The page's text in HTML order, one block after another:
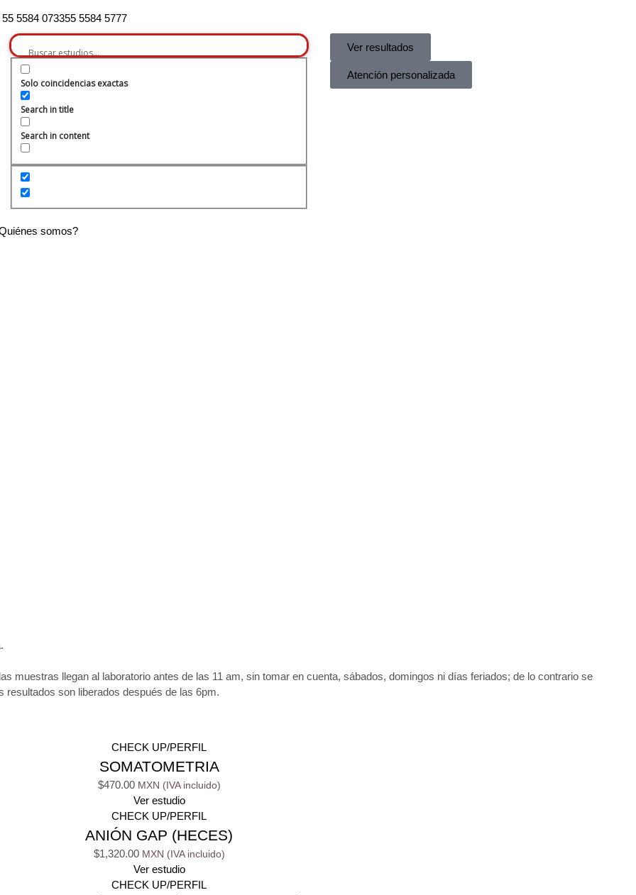
55 5584 073355 5584 5777
Solo coincidencias exactas
Search in title
Search in content
Ver resultados
Atención personalizada
somos?
muestras llegan al laboratorio antes de las 11 am, sin tomar en cuenta, sábados, domingos ni días feriados; de lo contrario se
son liberados después de las 6pm.
CHECK UP/PERFIL
SOMATOMETRIA
$470.00
Ver estudio
CHECK UP/PERFIL
ANIÓN GAP (HECES)
$1,320.00
Ver estudio
CHECK UP/PERFIL